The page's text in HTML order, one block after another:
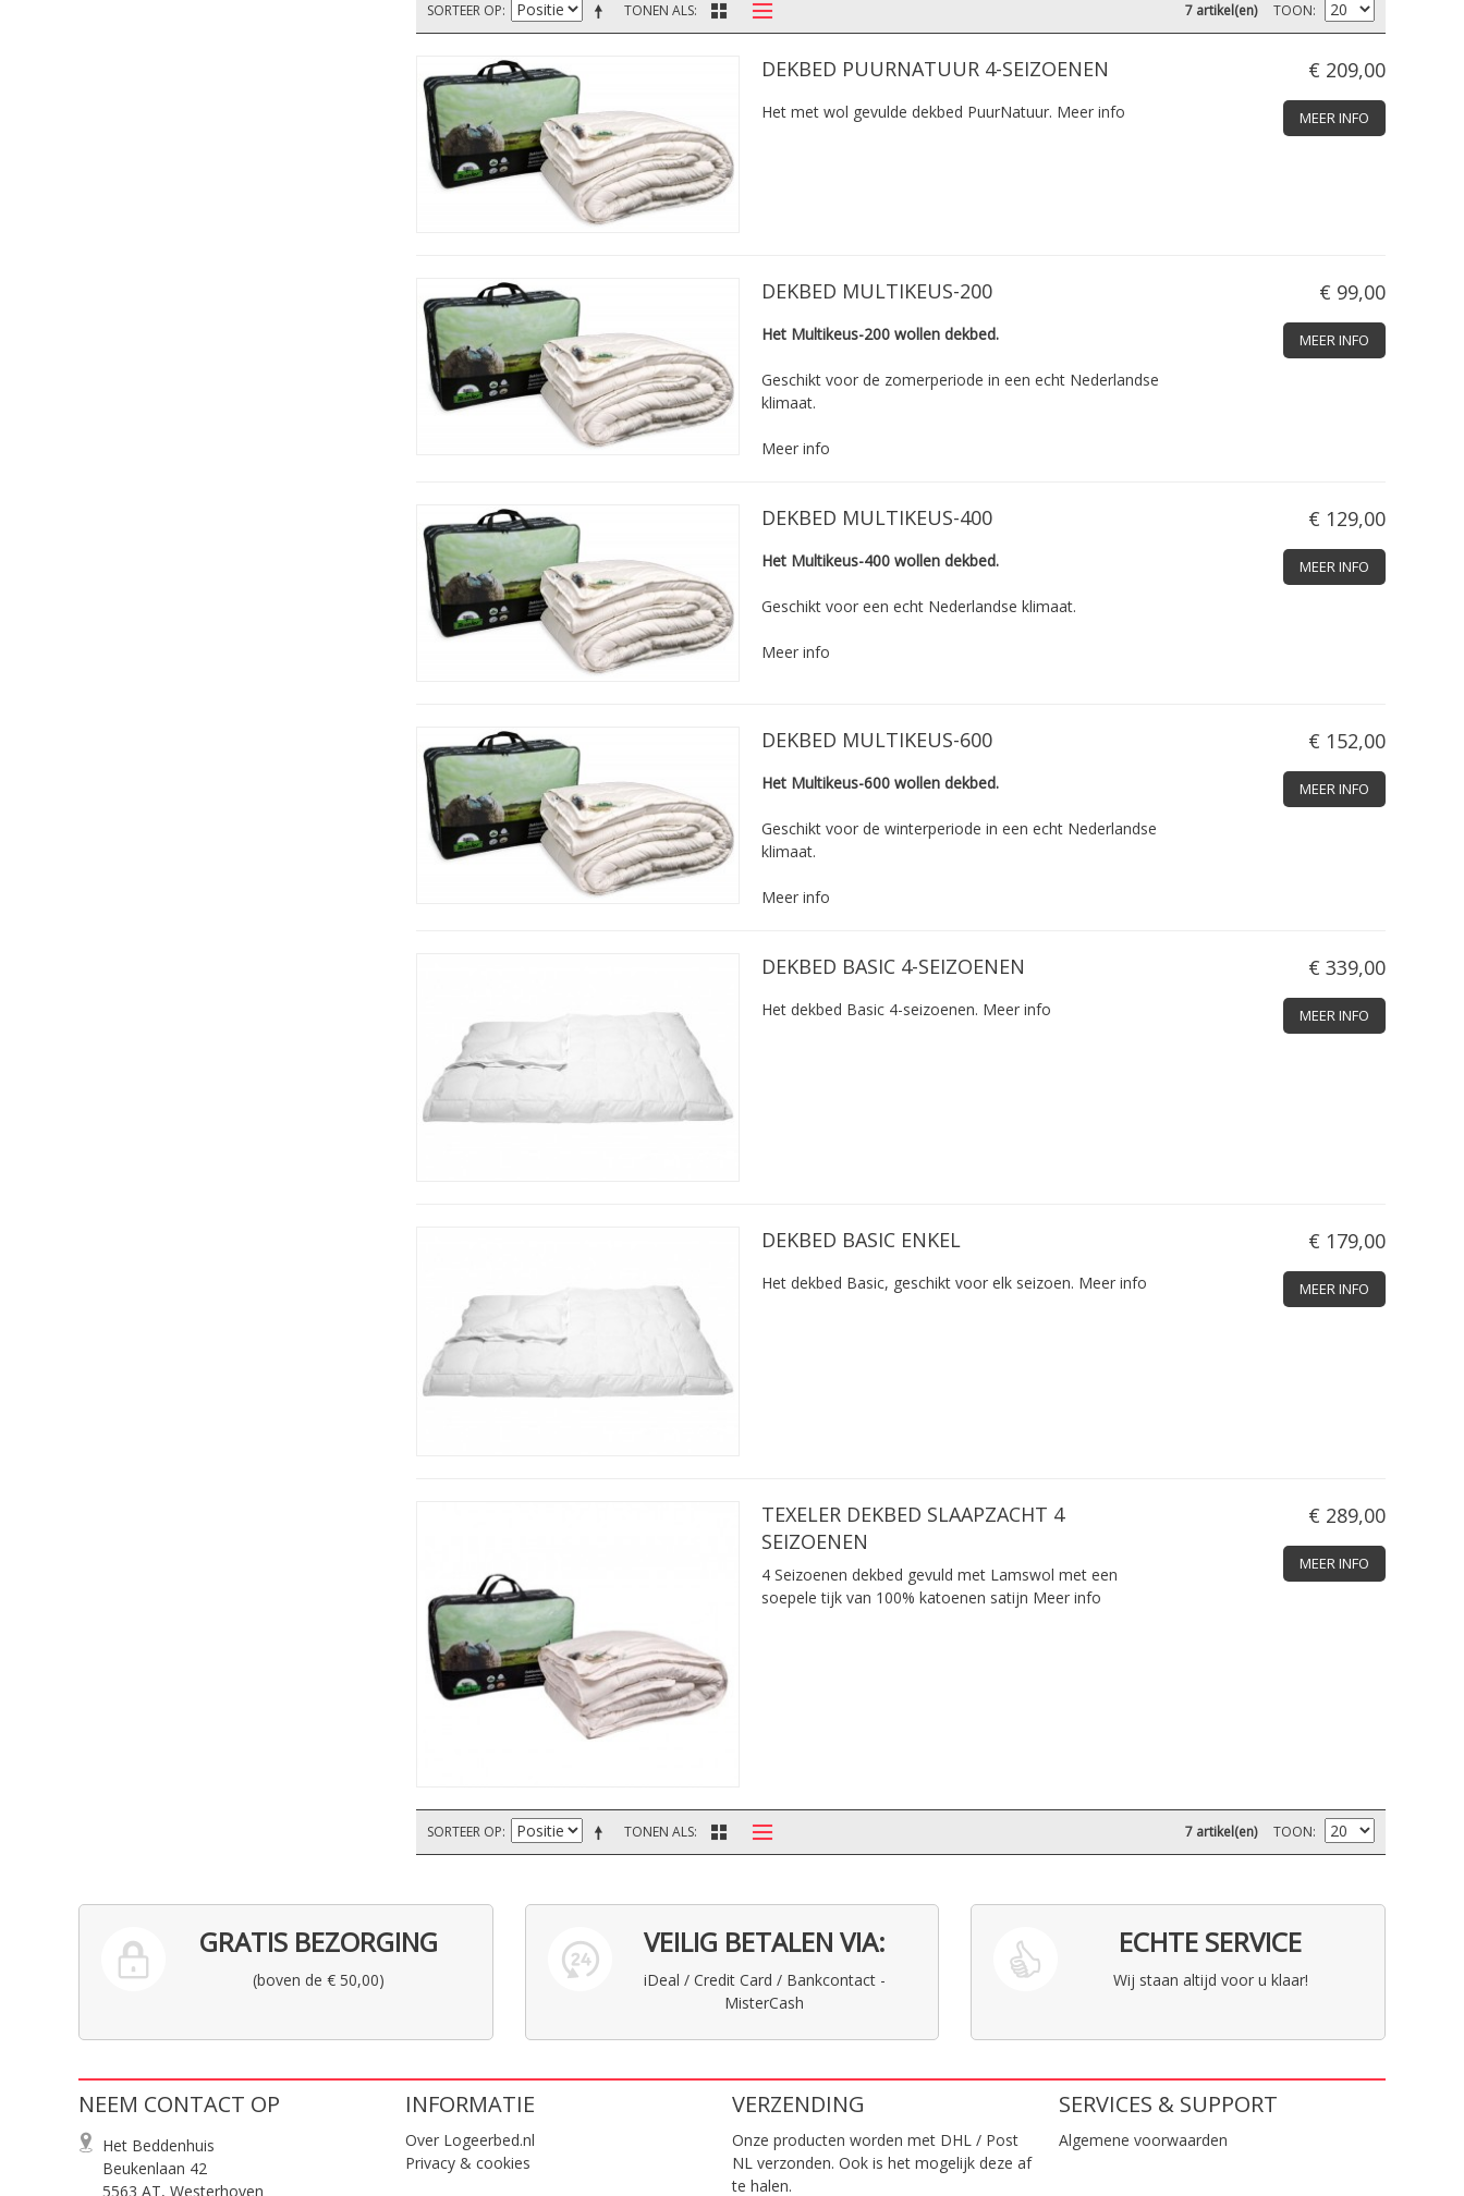
TONEN ALS
SORTEER OP 7 artikel(en) TOON
DEKBED PUURNATUUR 4-SEIZOENEN € 209,00
MEER INFO
Het met wol gevulde dekbed PuurNatuur. Meer info
DEKBED MULTIKEUS-200 € 99,00
MEER INFO
Het Multikeus-200 wollen dekbed.
Geschikt voor de zomerperiode in een echt Nederlandse
klimaat.
Meer info
DEKBED MULTIKEUS-400 € 129,00
MEER INFO
Het Multikeus-400 wollen dekbed.
Geschikt voor een echt Nederlandse klimaat.
Meer info
DEKBED MULTIKEUS-600 € 152,00
MEER INFO
Het Multikeus-600 wollen dekbed.
Geschikt voor de winterperiode in een echt Nederlandse
klimaat.
Meer info
DEKBED BASIC 4-SEIZOENEN € 339,00
MEER INFO
Het dekbed Basic 4-seizoenen. Meer info
DEKBED BASIC ENKEL € 179,00
MEER INFO
Het dekbed Basic, geschikt voor elk seizoen. Meer info
TEXELER DEKBED SLAAPZACHT 4
SEIZOENEN
€ 289,00
MEER INFO
4 Seizoenen dekbed gevuld met Lamswol met een
soepele tijk van 100% katoenen satijn Meer info
TONEN ALS
SORTEER OP 7 artikel(en) TOON
GRATIS BEZORGING
(boven de € 50,00)
VEILIG BETALEN VIA:
iDeal / Credit Card / Bankcontact -
MisterCash
ECHTE SERVICE
Wij staan altijd voor u klaar!
NEEM CONTACT OP
Het Beddenhuis
Beukenlaan 42
5563 AT, Westerhoven
INFORMATIE
Over Logeerbed.nl
Privacy & cookies
VERZENDING
Onze producten worden met DHL / Post
NL verzonden. Ook is het mogelijk deze af
te halen.
SERVICES & SUPPORT
Algemene voorwaarden